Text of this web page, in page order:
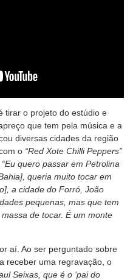
tirar o projeto do estúdio e
que tem pela música e a
diversas cidades da região
o “Red Xote Chilli Peppers”
“Eu quero passar em Petrolina
queria muito tocar em
a cidade do Forró, João
pequenas, mas que tem
de tocar. É um monte
aí. Ao ser perguntado sobre
receber uma regravação, o
Seixas, que é o ‘pai do